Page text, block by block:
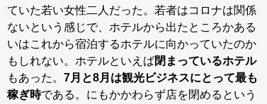
ていた若い女性二人だった。若者はコロナは関係
ないという感じで、ホテルから出たところかある
いはこれから宿泊するホテルに向かっていたのか
もしれない。ホテルといえば閉まっているホテル
もあった。 7月と8月は観光ビジネスにとって最も
稼ぎ時である。にもかかわらず店を閉めるという